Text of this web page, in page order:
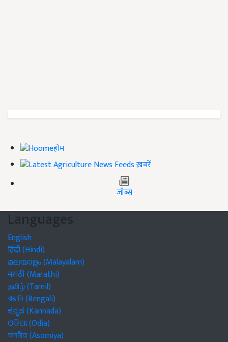
होम
ख़बरें
जॉब्स
Languages
English
हिंदी (Hindi)
മലയാളം (Malayalam)
मराठी (Marathi)
தமிழ் (Tamil)
বাঙালি (Bengali)
ಕನ್ನಡ (Kannada)
ଓଡିଆ (Odia)
অসমীয়া (Asomiya)